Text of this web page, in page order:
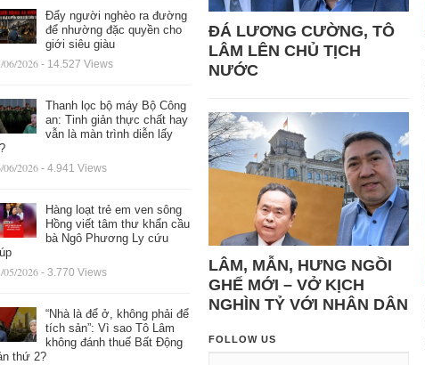
Đẩy người nghèo ra đường
để nhường đặc quyền cho
giới siêu giàu
06/2026 - 14.527 Views
Thanh lọc bộ máy Bộ Công
an: Tinh giản thực chất hay
vẫn là màn trình diễn lấy
06/2026 - 4.941 Views
Hàng loạt trẻ em ven sông
Hồng viết tâm thư khẩn cầu
bà Ngô Phương Ly cứu
05/2026 - 3.770 Views
“Nhà là để ở, không phải để
tích sản”: Vì sao Tô Lâm
không đánh thuế Bất Động
thứ 2?
ĐÁ LƯƠNG CƯỜNG, TÔ
LÂM LÊN CHỦ TỊCH
NƯỚC
LÂM, MẪN, HƯNG NGỒI
GHẾ MỚI – VỞ KỊCH
NGHÌN TỶ VỚI NHÂN DÂN
FOLLOW US